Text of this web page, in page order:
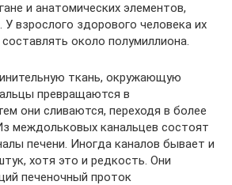
и анатомических элементов,
взрослого здорового человека их
около полумиллиона.
ткань, окружающую
превращаются в
они сливаются, переходя в более
междольковых канальцев состоят
печени. Иногда каналов бывает и
хотя это и редкость. Они
печеночный проток